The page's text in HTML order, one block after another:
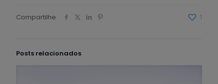
Compartilhe 1
Posts relacionados